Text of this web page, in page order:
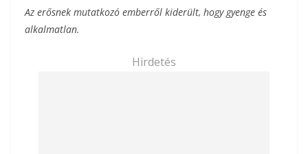
Az erősnek mutatkozó emberről kiderült, hogy gyenge és
alkalmatlan.
Hirdetés